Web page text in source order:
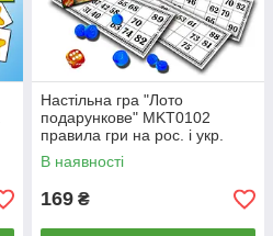
Настільна гра "Лото
подарункове" MKT0102
правила гри на рос. і укр.
мовами
В наявності
169 ₴